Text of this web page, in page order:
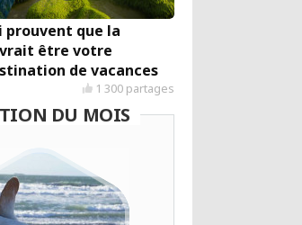
prouvent que la
être votre
de vacances
1 300 partages
DU MOIS